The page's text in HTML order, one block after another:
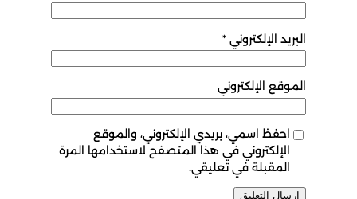
البريد الإلكتروني *
الموقع الإلكتروني
احفظ اسمي، بريدي الإلكتروني، والموقع
الإلكتروني في هذا المتصفح لاستخدامها المرة
المقبلة في تعليقي.